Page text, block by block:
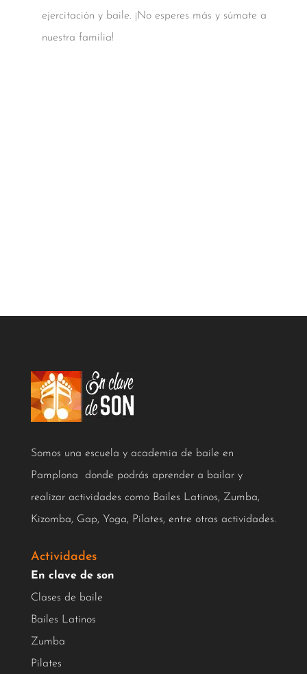
ejercitación y baile. ¡No esperes más y súmate a
nuestra familia!
Somos una escuela y academia de baile en
Pamplona donde podrás aprender a bailar y
realizar actividades como Bailes Latinos, Zumba,
Kizomba, Gap, Yoga, Pilates, entre otras actividades.
Actividades
En clave de son
Clases de baile
Bailes Latinos
Zumba
Pilates